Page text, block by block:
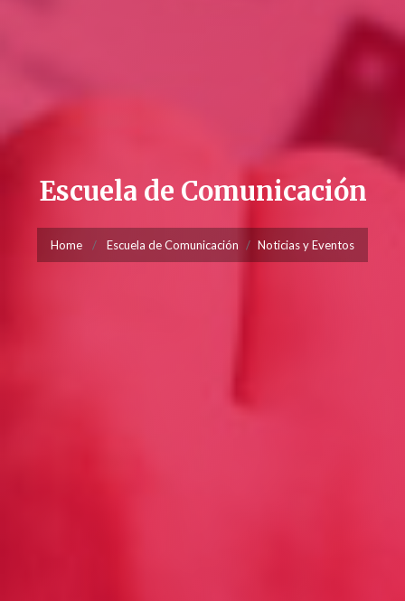
Escuela de Comunicación
Home Escuela de Comunicación Noticias y Eventos